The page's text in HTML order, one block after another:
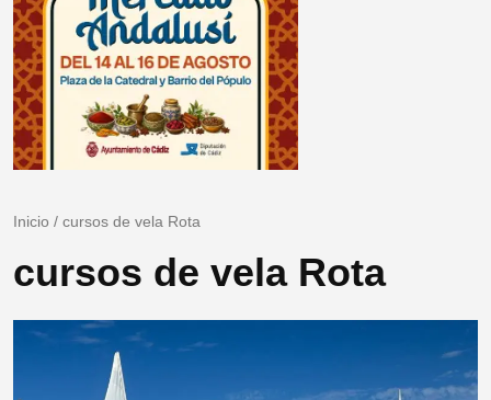
Inicio / cursos de vela Rota
cursos de vela Rota